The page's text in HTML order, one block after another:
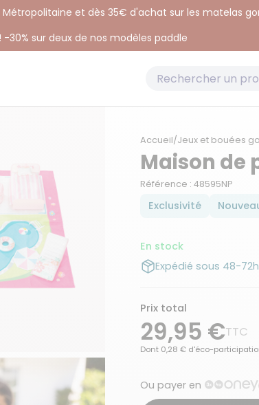
et dès 35€ d'achat sur les matelas
! -30% sur deux de nos modèles paddle
Accueil/Jeux et bouées
Maison de
Référence : 48595NP
Exclusivité
En stock
Expédié sous 48-
Prix total
29,95 €TTC
Dont 0,28 € d'éco-
Ou payer en